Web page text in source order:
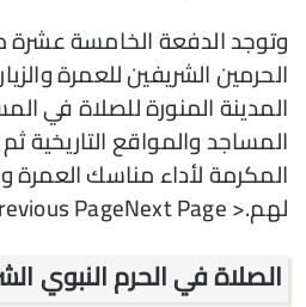
وتوجد الدفعة الخامسة
الحرمين الشريفين للعمرة
المدينة المنورة للصلاة في
المساجد والمواقع التاريخية
المكرمة لأداء مناسك العمرة
لهم.< Previous PageNext Page >
الصلاة في الحرم النبوي